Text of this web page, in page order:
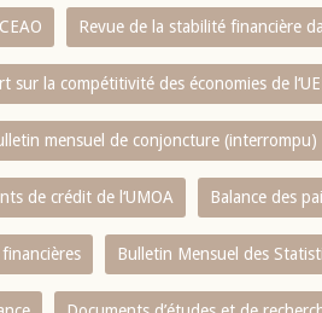
Revue de la stabilité financière
sur la compétitivité des économies de
mensuel de conjoncture (interrompu)
de crédit de l‘UMOA Balance des
Bulletin Mensuel des